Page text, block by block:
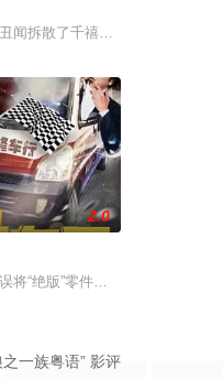
小说作家和他的电影教授搭档陷
闻拆散了千禧年初期当红的韩国
亚观生活观的必要性，鞭挞了追金
2.0
将“绝版”零件遗落盲女薛薇薇家
一族粤语” 影评